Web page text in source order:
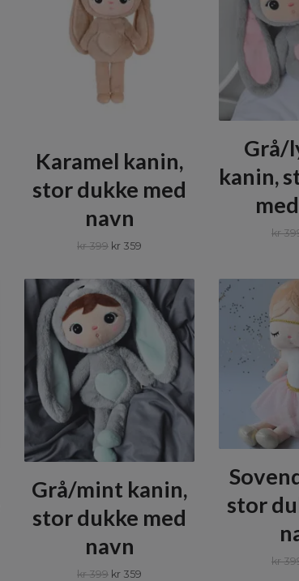
Karamel kanin,
stor dukke med
navn
kr 399 kr 359
Grå/
kanin,
kr
Grå/mint kanin,
stor dukke med
navn
kr 399 kr 359
stor
kr